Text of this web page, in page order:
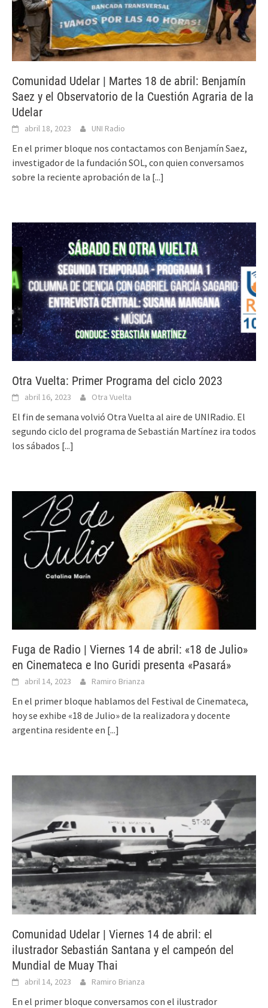
Comunidad Udelar | Martes 18 de abril: Benjamín
Saez y el Observatorio de la Cuestión Agraria de la
Udelar
abril 18, 2023 UNI Radio
En el primer bloque nos contactamos con Benjamín Saez,
investigador de la fundación SOL, con quien conversamos
sobre la reciente aprobación de la [...]
Otra Vuelta: Primer Programa del ciclo 2023
abril 16, 2023 Otra Vuelta
El fin de semana volvió Otra Vuelta al aire de UNIRadio. El
segundo ciclo del programa de Sebastián Martínez ira todos
los sábados [...]
Fuga de Radio | Viernes 14 de abril: «18 de Julio»
en Cinemateca e Ino Guridi presenta «Pasará»
abril 14, 2023 Ramiro Brianza
En el primer bloque hablamos del Festival de Cinemateca,
hoy se exhibe «18 de Julio» de la realizadora y docente
argentina residente en [...]
Comunidad Udelar | Viernes 14 de abril: el
ilustrador Sebastián Santana y el campeón del
Mundial de Muay Thai
abril 14, 2023 Ramiro Brianza
En el primer bloque conversamos con el ilustrador